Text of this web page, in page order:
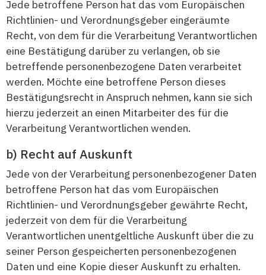
Jede betroffene Person hat das vom Europäischen
Richtlinien- und Verordnungsgeber eingeräumte
Recht, von dem für die Verarbeitung Verantwortlichen
eine Bestätigung darüber zu verlangen, ob sie
betreffende personenbezogene Daten verarbeitet
werden. Möchte eine betroffene Person dieses
Bestätigungsrecht in Anspruch nehmen, kann sie sich
hierzu jederzeit an einen Mitarbeiter des für die
Verarbeitung Verantwortlichen wenden.
Recht auf Auskunft
Jede von der Verarbeitung personenbezogener Daten
betroffene Person hat das vom Europäischen
Richtlinien- und Verordnungsgeber gewährte Recht,
jederzeit von dem für die Verarbeitung
Verantwortlichen unentgeltliche Auskunft über die zu
seiner Person gespeicherten personenbezogenen
Daten und eine Kopie dieser Auskunft zu erhalten.